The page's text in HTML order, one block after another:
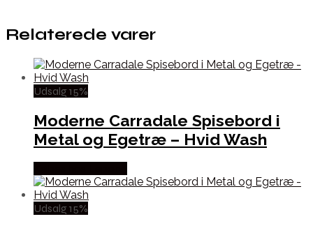
Relaterede varer
Udsalg 15%
Moderne Carradale Spisebord i
Metal og Egetræ – Hvid Wash
Udsalg 15%